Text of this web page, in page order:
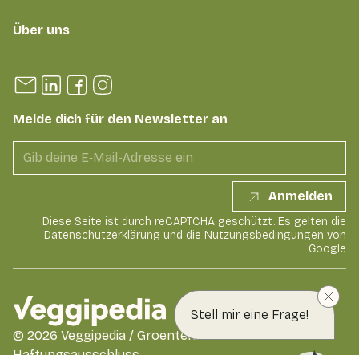
Stell mir eine Frage!
Über uns
Melde dich für den Newsletter an
Anmelden
Diese Seite ist durch reCAPTCHA geschützt. Es gelten die
Datenschutzerklärung und die Nutzungsbedingungen von
Google
© 2026 Veggipedia / GroentenFruit Huis